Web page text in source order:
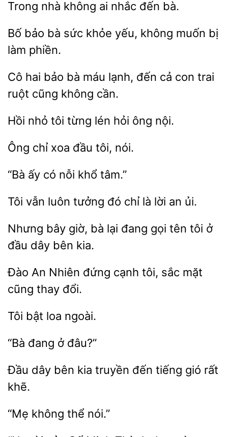
nhà không ai nhắc
Bố bảo bà sức khỏe không muốn bị
hai bảo bà máu lạnh,
cả con
ruột cũng không cần.
Hồi nhỏ từng hỏi ông
chỉ tôi, nói.
“Bà ấy có
tưởng đó chỉ là lời an ủi.
Nhưng bây giờ, lại đang tên
ở
đầu dây bên kia.
Đào An Nhiên đứng
tôi, sắc mặt
thay
Tôi
đâu?”
Đầu bên kia truyền đến
gió
khẽ.
thể